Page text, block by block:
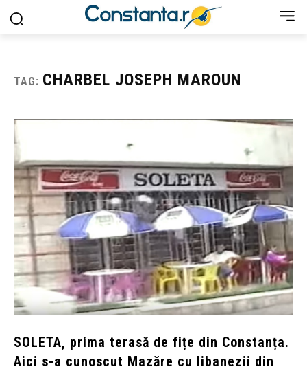
TAG: CHARBEL JOSEPH MAROUN
SOLETA, prima terasă de fițe din Constanța.
Aici s-a cunoscut Mazăre cu libanezii din